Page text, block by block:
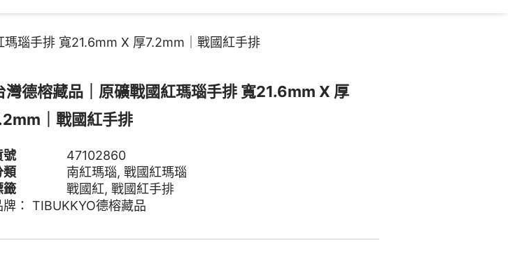
瑙手排 寬21.6mm X 厚7.2mm｜戰國紅手排
灣德榕藏品｜原礦戰國紅瑪瑙手排 寬21.6mm X 厚
｜戰國紅手排
號
47102860
類
南紅瑪瑙, 戰國紅瑪瑙
籤
戰國紅, 戰國紅手排
牌： TIBUKKYO德榕藏品